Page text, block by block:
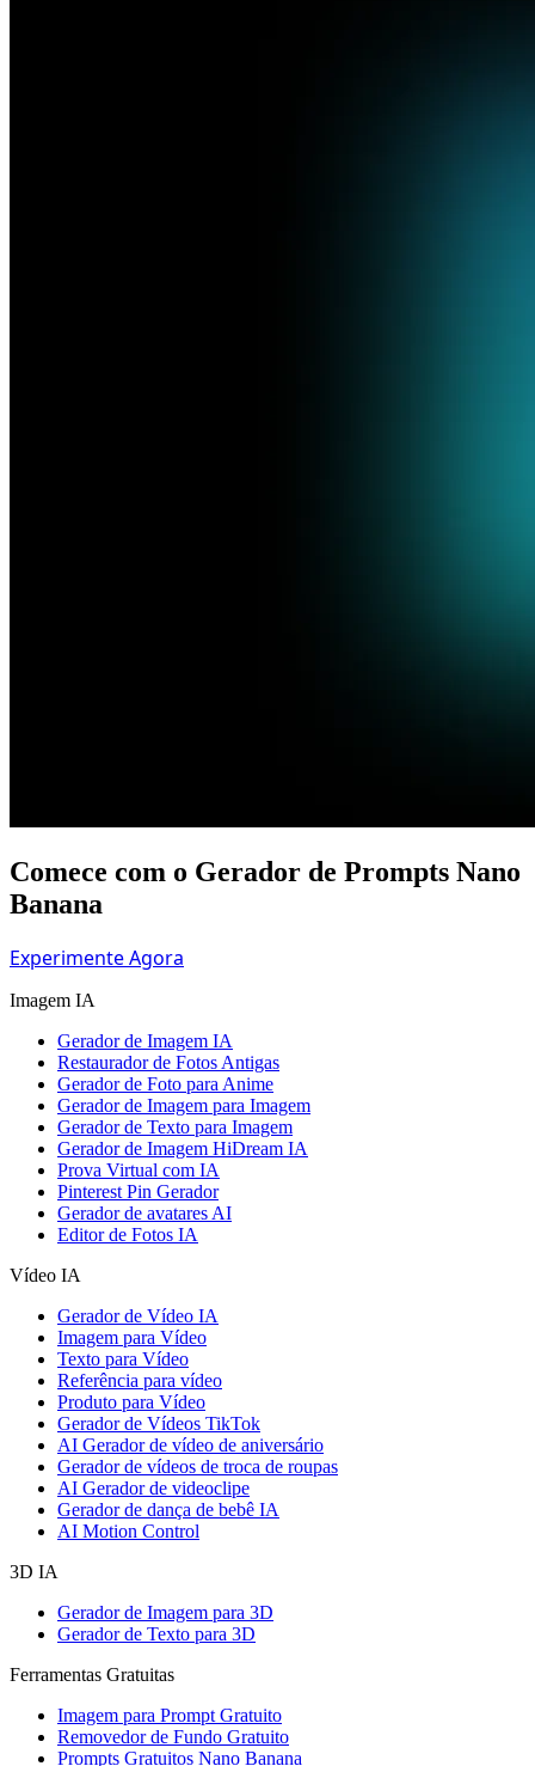
Comece com o Gerador de Prompts Nano
Banana
Experimente Agora
Imagem IA
Gerador de Imagem IA
Restaurador de Fotos Antigas
Gerador de Foto para Anime
Gerador de Imagem para Imagem
Gerador de Texto para Imagem
Gerador de Imagem HiDream IA
Prova Virtual com IA
Pinterest Pin Gerador
Gerador de avatares AI
Editor de Fotos IA
Vídeo IA
Gerador de Vídeo IA
Imagem para Vídeo
Texto para Vídeo
Referência para vídeo
Produto para Vídeo
Gerador de Vídeos TikTok
AI Gerador de vídeo de aniversário
Gerador de vídeos de troca de roupas
AI Gerador de videoclipe
Gerador de dança de bebê IA
AI Motion Control
3D IA
Gerador de Imagem para 3D
Gerador de Texto para 3D
Ferramentas Gratuitas
Imagem para Prompt Gratuito
Removedor de Fundo Gratuito
Prompts Gratuitos Nano Banana